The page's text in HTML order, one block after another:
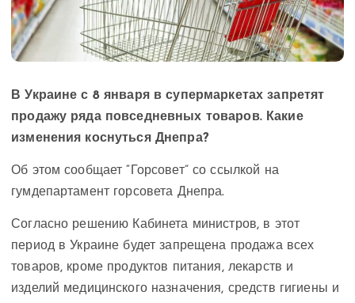
В Украине с 8 января в супермаркетах запретят
продажу ряда повседневных товаров. Какие
изменения коснуться Днепра?
Об этом сообщает “Горсовет” со ссылкой на
гумдепартамент горсовета Днепра.
Согласно решению Кабинета министров, в этот
период в Украине будет запрещена продажа всех
товаров, кроме продуктов питания, лекарств и
изделий медицинского назначения, средств гигиены и